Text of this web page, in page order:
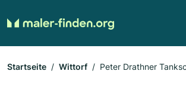
Startseite Wittorf Peter Drathner